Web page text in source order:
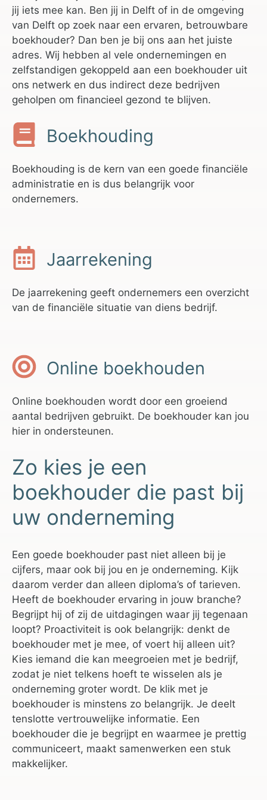
jij iets mee kan. Ben jij in Delft of in de omgeving
van Delft op zoek naar een ervaren, betrouwbare
boekhouder? Dan ben je bij ons aan het juiste
adres. Wij hebben al vele ondernemingen en
zelfstandigen gekoppeld aan een boekhouder uit
ons netwerk en dus indirect deze bedrijven
geholpen om financieel gezond te blijven.
Boekhouding
Boekhouding is de kern van een goede financiële
administratie en is dus belangrijk voor
ondernemers.
Jaarrekening
De jaarrekening geeft ondernemers een overzicht
van de financiële situatie van diens bedrijf.
Online boekhouden
Online boekhouden wordt door een groeiend
aantal bedrijven gebruikt. De boekhouder kan jou
hier in ondersteunen.
Zo kies je een
boekhouder die past bij
uw onderneming
Een goede boekhouder past niet alleen bij je
cijfers, maar ook bij jou en je onderneming. Kijk
daarom verder dan alleen diploma’s of tarieven.
Heeft de boekhouder ervaring in jouw branche?
Begrijpt hij of zij de uitdagingen waar jij tegenaan
loopt? Proactiviteit is ook belangrijk: denkt de
boekhouder met je mee, of voert hij alleen uit?
Kies iemand die kan meegroeien met je bedrijf,
zodat je niet telkens hoeft te wisselen als je
onderneming groter wordt. De klik met je
boekhouder is minstens zo belangrijk. Je deelt
tenslotte vertrouwelijke informatie. Een
boekhouder die je begrijpt en waarmee je prettig
communiceert, maakt samenwerken een stuk
makkelijker.